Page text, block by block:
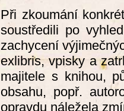
Při zkoumání
soustředili po
zachycení
exlibris, vpisky a
majitele s knihou,
obsahu, popř.
opravdu náležela